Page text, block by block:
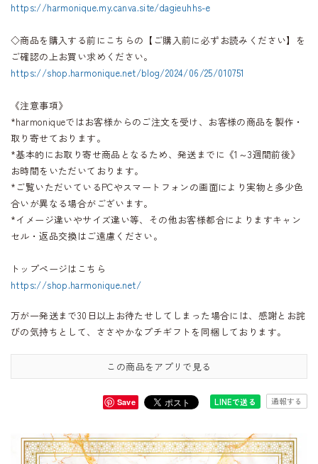
https://harmonique.my.canva.site/dagieuhhs-e
◇商品を購入する前にこちらの【ご購入前に必ずお読みください】を
ご確認の上お買い求めください。
https://shop.harmonique.net/blog/2024/06/25/010751
《注意事項》
*harmoniqueではお客様からのご注文を受け、お客様の商品を製作・
取り寄せております。
*基本的にお取り寄せ商品となるため、発送までに《1～3週間前後》
お時間をいただいております。
*ご覧いただいているPCやスマートフォンの画面により実物と多少色
合いが異なる場合がございます。
*イメージ違いやサイズ違い等、その他お客様都合によりますキャン
セル・返品交換はご遠慮ください。
トップページはこちら
https://shop.harmonique.net/
万が一発送まで30日以上お待たせしてしまった場合には、感謝とお詫
びの気持ちとして、ささやかなプチギフトを同梱しております。
この商品をアプリで見る
Save LINEで送る 通報する